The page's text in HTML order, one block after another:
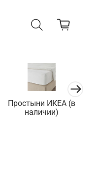
Простыни ИКЕА (в
наличии)